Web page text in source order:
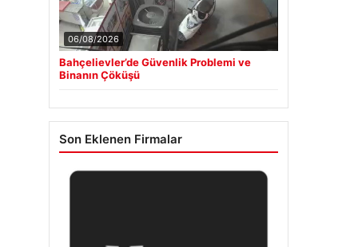
06/08/2026
Bahçelievler’de Güvenlik Problemi ve
Binanın Çöküşü
Son Eklenen Firmalar